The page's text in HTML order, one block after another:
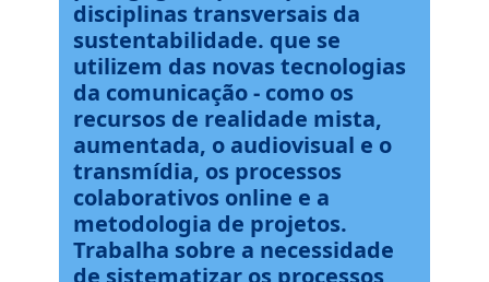
disciplinas transversais da
sustentabilidade. que se
utilizem das novas tecnologias
da comunicação - como os
recursos de realidade mista,
aumentada, o audiovisual e o
transmídia, os processos
colaborativos online e a
metodologia de projetos.
Trabalha sobre a necessidade
de sistematizar os processos